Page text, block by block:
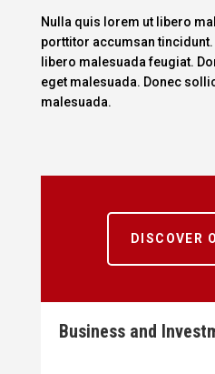
Nulla quis lorem ut libero
porttitor accumsan
libero malesuada feugiat.
eget malesuada. Donec
malesuada.
DISCOVER
Business and